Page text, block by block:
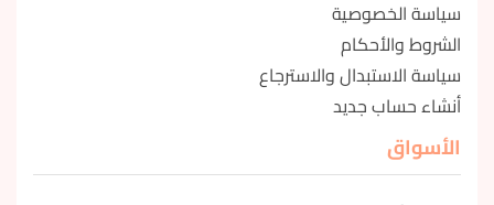
سياسة الخصوصية
الشروط والأحكام
سياسة الاستبدال والاسترجاع
أنشاء حساب جديد
الأسواق